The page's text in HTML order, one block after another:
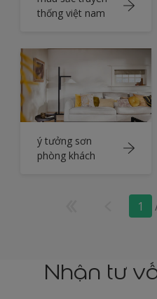
thống việt nam
ý tưởng sơn
phòng khách
1
Nhận tư